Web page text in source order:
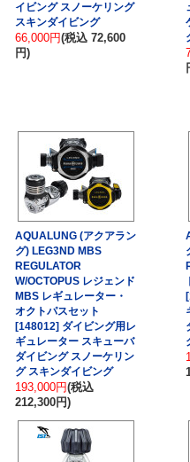
イビング スノーケリング
スキンダイビング
66,000円(税込 72,600
円)
AQUALUNG (アクアラン
グ) LEG3ND MBS
REGULATOR
W/OCTOPUS レジェンド
MBS レギュレーター・
オクトパスセット
[148012] ダイビング用レ
ギュレーター スキューバ
ダイビング スノーケリン
グ スキンダイビング
193,000円(税込
212,300円)